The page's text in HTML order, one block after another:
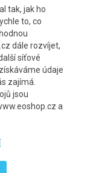
tak, jak ho
to, co
dále rozvíjet,
síťové
údaje
zajímá.
jsou
a